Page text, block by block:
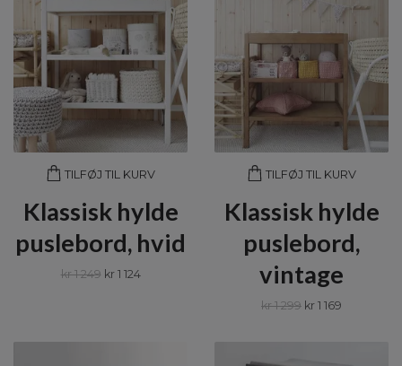
TILFØJ TIL KURV
Klassisk hylde
puslebord, hvid
kr 1 249 kr 1 124
TILFØJ TIL KURV
Klassisk hylde
puslebord,
vintage
kr 1 299 kr 1 169